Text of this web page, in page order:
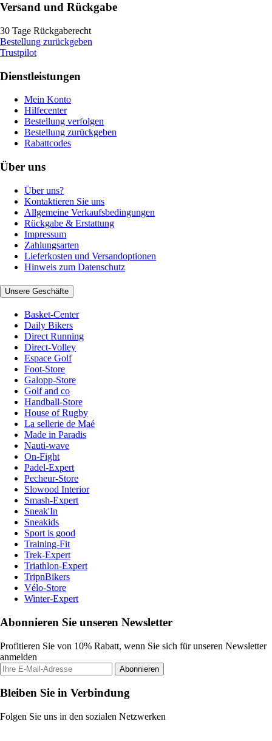
Versand und Rückgabe
30 Tage Rückgaberecht
Bestellung zurückgeben
Trustpilot
Dienstleistungen
Mein Konto
Hilfecenter
Bestellung verfolgen
Bestellung zurückgeben
Rabattcodes
Über uns
Über uns?
Kontaktieren Sie uns
Allgemeine Verkaufsbedingungen
Rückgabe & Erstattung
Impressum
Zahlungsarten
Lieferkosten und Versandoptionen
Hinweis zum Datenschutz
Unsere Geschäfte
Basket-Center
Daily Bikers
Direct Running
Direct-Volley
Espace Golf
Foot-Store
Galopp-Store
Golf and co
Handball-Store
House of Rugby
La sellerie de Maé
Made in Paradis
Nauti-wave
On-Fight
Padel-Expert
Pecheur-Store
Slowood Interior
Smash-Expert
Sneak'In
Sneakids
Sport is good
Training-Fit
Trek-Expert
Triathlon-Expert
TripnBikers
Vélo-Store
Winter-Expert
Abonnieren Sie unseren Newsletter
Profitieren Sie von 10% Rabatt, wenn Sie sich für unseren Newsletter
anmelden
Abonnieren
Bleiben Sie in Verbindung
Folgen Sie uns in den sozialen Netzwerken